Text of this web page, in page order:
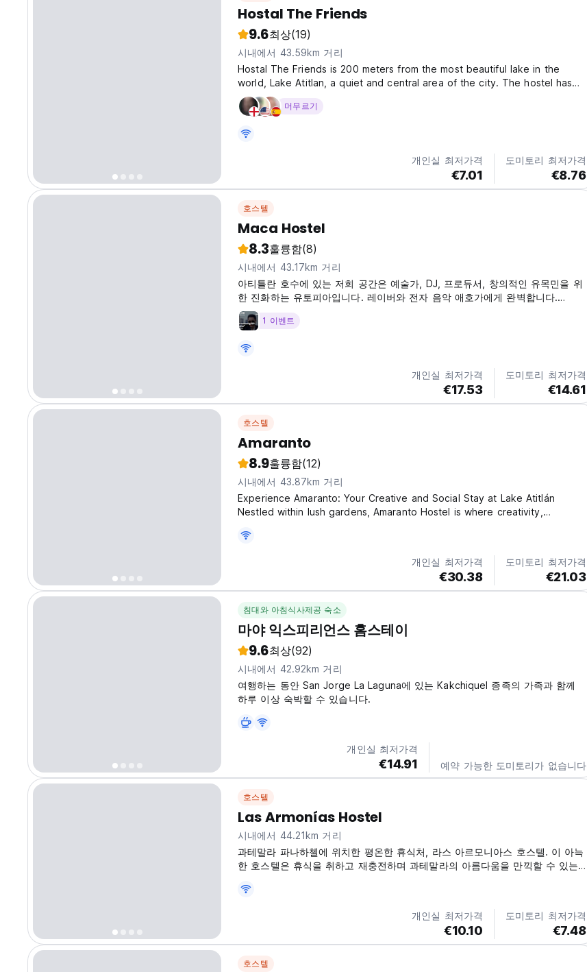
Hostal The Friends
9.6최상(19)
시내에서 43.59km 거리
Hostal The Friends is 200 meters from the most beautiful lake in the
world, Lake Atitlan, a quiet and central area of the city. The hostel has
wifi service, we have a small kitchen available, two hammocks where you
can relax and enjoy the sun, we have purified...
머무르기
개인실 최저가격
€7.01
도미토리 최저가격
€8.76
호스텔
Maca Hostel
8.3훌륭함(8)
시내에서 43.17km 거리
아티틀란 호수에 있는 저희 공간은 예술가, DJ, 프로듀서, 창의적인 유목민을 위
한 진화하는 유토피아입니다. 레이버와 전자 음악 애호가에게 완벽합니다.
(Auto-translated from original language)
1 이벤트
개인실 최저가격
€17.53
도미토리 최저가격
€14.61
호스텔
Amaranto
8.9훌륭함(12)
시내에서 43.87km 거리
Experience Amaranto: Your Creative and Social Stay at Lake Atitlán
Nestled within lush gardens, Amaranto Hostel is where creativity,
offers a welcoming atmosphere designed for those who seek...
개인실 최저가격
€30.38
도미토리 최저가격
€21.03
침대와 아침식사제공 숙소
마야 익스피리언스 홈스테이
9.6최상(92)
시내에서 42.92km 거리
여행하는 동안 San Jorge La Laguna에 있는 Kakchiquel 종족의 가족과 함께
하루 이상 숙박할 수 있습니다.
개인실 최저가격
€14.91 예약 가능한 도미토리가 없습니다
호스텔
Las Armonías Hostel
시내에서 44.21km 거리
과테말라 파나하첼에 위치한 평온한 휴식처, 라스 아르모니아스 호스텔. 이 아늑
한 호스텔은 휴식을 취하고 재충전하며 과테말라의 아름다움을 만끽할 수 있는
개인실 최저가격
€10.10
도미토리 최저가격
€7.48
호스텔